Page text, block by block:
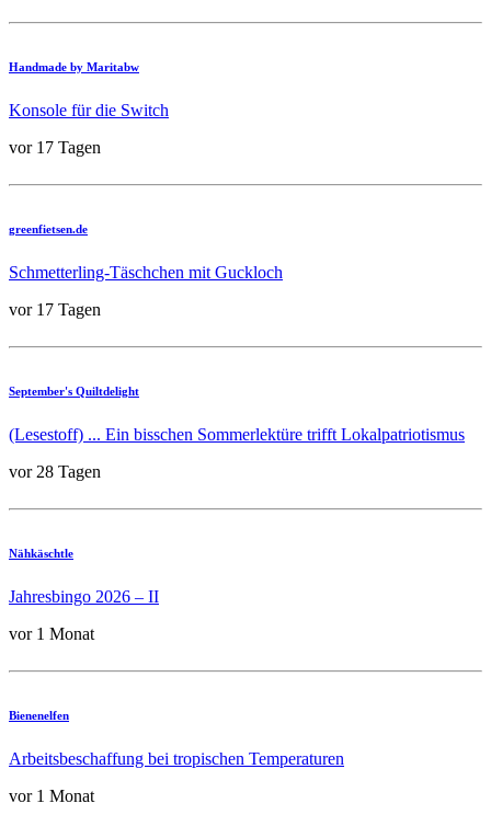
Handmade by Maritabw
Konsole für die Switch
vor 17 Tagen
greenfietsen.de
Schmetterling-Täschchen mit Guckloch
vor 17 Tagen
September's Quiltdelight
(Lesestoff) ... Ein bisschen Sommerlektüre trifft Lokalpatriotismus
vor 28 Tagen
Nähkäschtle
Jahresbingo 2026 – II
vor 1 Monat
Bienenelfen
Arbeitsbeschaffung bei tropischen Temperaturen
vor 1 Monat